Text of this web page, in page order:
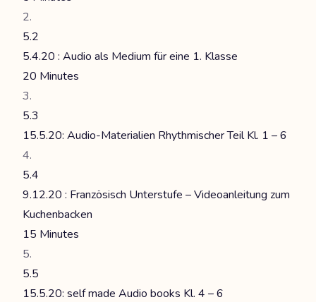
5.2
5.4.20 : Audio als Medium für eine 1. Klasse
20 Minutes
5.3
15.5.20: Audio-Materialien Rhythmischer Teil Kl. 1 – 6
5.4
9.12.20 : Französisch Unterstufe – Videoanleitung zum
Kuchenbacken
15 Minutes
5.5
15.5.20: self made Audio books Kl. 4 – 6